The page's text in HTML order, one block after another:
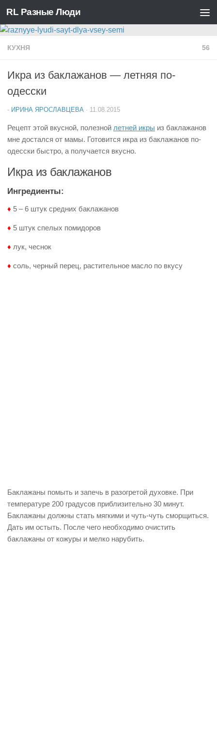
Перейти к содержимому
RL Разные Люди
КУХНЯ 56
Икра из баклажанов — летняя по-
одесски
- ИРИНА ЯРОСЛАВЦЕВА · 11.08.2015
Рецепт этой вкусной, полезной летней икры из баклажанов
мне достался от мамы. Готовится икра из баклажанов по-
одесски быстро, а получается вкусно.
Икра из баклажанов
Ингредиенты:
♦ 5 – 6 штук средних баклажанов
♦ 5 штук спелых помидоров
♦ лук, чеснок
♦ соль, черный перец, растительное масло по вкусу
Баклажаны помыть и запечь в разогретой духовке. При
температуре 200 градусов приблизительно 30 минут.
Баклажаны должны стать мягкими и чуть-чуть сморщиться.
Дать им остыть. После чего необходимо очистить
баклажаны от кожуры и мелко нарубить.